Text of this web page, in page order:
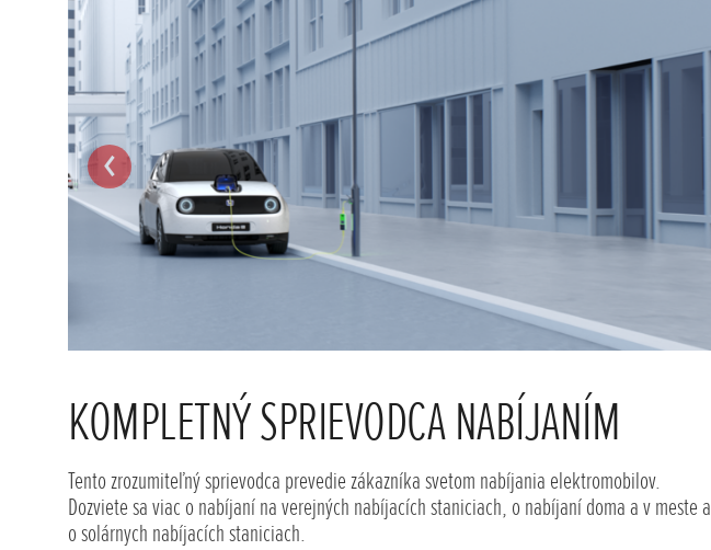
KOMPLETNÝ SPRIEVODCA NABÍJANÍM
Tento zrozumiteľný sprievodca prevedie zákazníka svetom nabíjania elektromobilov.
Dozviete sa viac o nabíjaní na verejných nabíjacích staniciach, o nabíjaní doma a v meste a
o solárnych nabíjacích staniciach.